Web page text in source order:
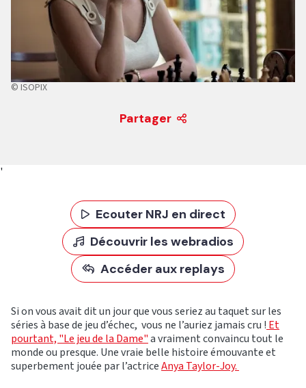
© ISOPIX
Partager
'
Ecouter NRJ en direct
Découvrir les webradios
Accéder aux replays
Si on vous avait dit un jour que vous seriez au taquet sur les
séries à base de jeu d’échec, vous ne l’auriez jamais cru ! Et
pourtant, "Le jeu de la Dame"a vraiment convaincu tout le
monde ou presque. Une vraie belle histoire émouvante et
superbement jouée par l’actriceAnya Taylor-Joy.